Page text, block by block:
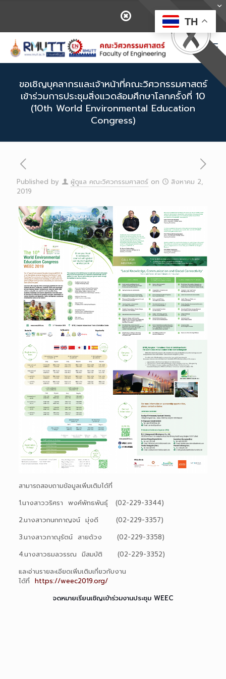
ขอเชิญบุคลากรและเจ้าหน้าที่คณะวิศวกรรมศาสตร์
เข้าร่วมการประชุมสิ่งแวดล้อมศึกษาโลกครั้งที่ 10
(10th World Environmental Education
Congress)
Published by ผู้ดูแล คณะวิศวกรรมศาสตร์ on
สิงหาคม 2,
2019
สามารถสอบถามข้อมูลเพิ่มเติมได้ที่
1.นางสาววริศรา พงศ์พัทธพันธุ์ (02-229-3344)
2.นางสาวกนกกาญจน์ มุ่งดี (02-229-3357)
3.นางสาวภาณุรัตน์ สายด้วง (02-229-3358)
4.นางสาวธมลวรรณ มีสมบัติ (02-229-3352)
และอ่านรายละเอียดเพิ่มเติมเกี่ยวกับงาน
ได้ที่ https://weec2019.org/
จดหมายเรียนเชิญเข้าร่วมงานประชุม WEEC
TH